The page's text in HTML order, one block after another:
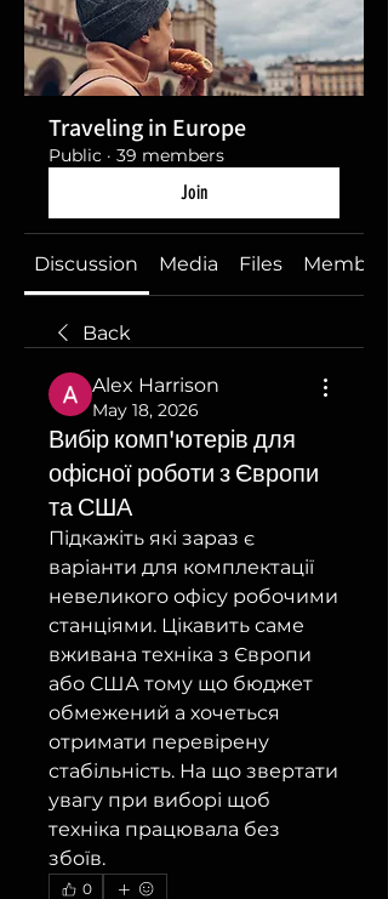
Traveling in Europe
Public · 39 members
Join
Discussion Media Files Members
Back
Alex Harrison
May 18, 2026
Вибір комп'ютерів для
офісної роботи з Європи
та США
Підкажіть які зараз є
варіанти для комплектації
невеликого офісу робочими
станціями. Цікавить саме
вживана техніка з Європи
або США тому що бюджет
обмежений а хочеться
отримати перевірену
стабільність. На що звертати
увагу при виборі щоб
техніка працювала без
збоїв.
0